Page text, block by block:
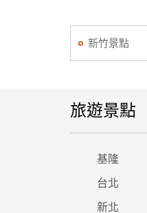
新竹景點
旅遊景點
基隆
台北
新北